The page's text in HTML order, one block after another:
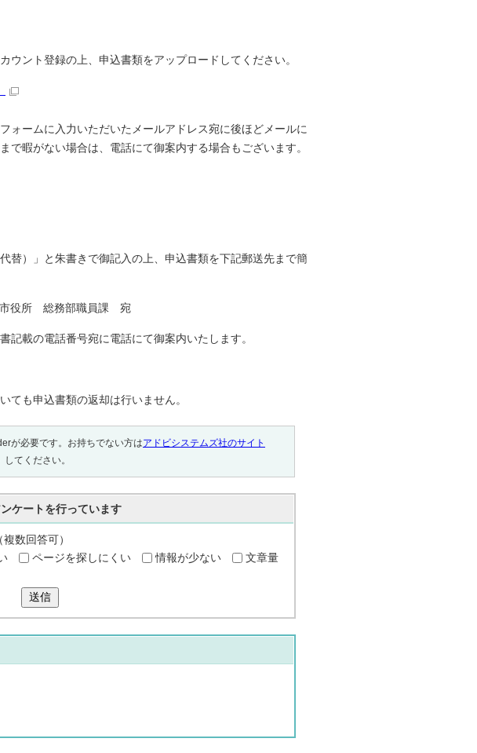
ウント登録の上、申込書類をアップロードしてください。
ームに入力いただいたメールアドレス宛に後ほどメールに
で暇がない場合は、電話にて御案内する場合もございます。
替）」と朱書きで御記入の上、申込書類を下記郵送先まで簡
役所 総務部職員課 宛
載の電話番号宛に電話にて御案内いたします。
ても申込書類の返却は行いません。
が必要です。お持ちでない方はアドビシステムズ社のサイト
てください。
ケートを行っています
数回答可）
ページを探しにくい 情報が少ない
文章量
送信